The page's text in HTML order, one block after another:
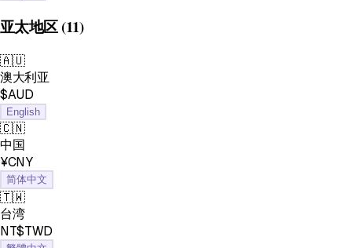
亚太地区(11)
🇦🇺
澳大利亚
$AUD
English
🇨🇳
中国
¥CNY
简体中文
🇹🇼
台湾
NT$TWD